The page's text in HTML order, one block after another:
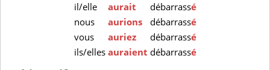
il/elle
aurait débarrassé
nous
aurions débarrassé
vous
auriez débarrassé
ils/elles auraient débarrassé